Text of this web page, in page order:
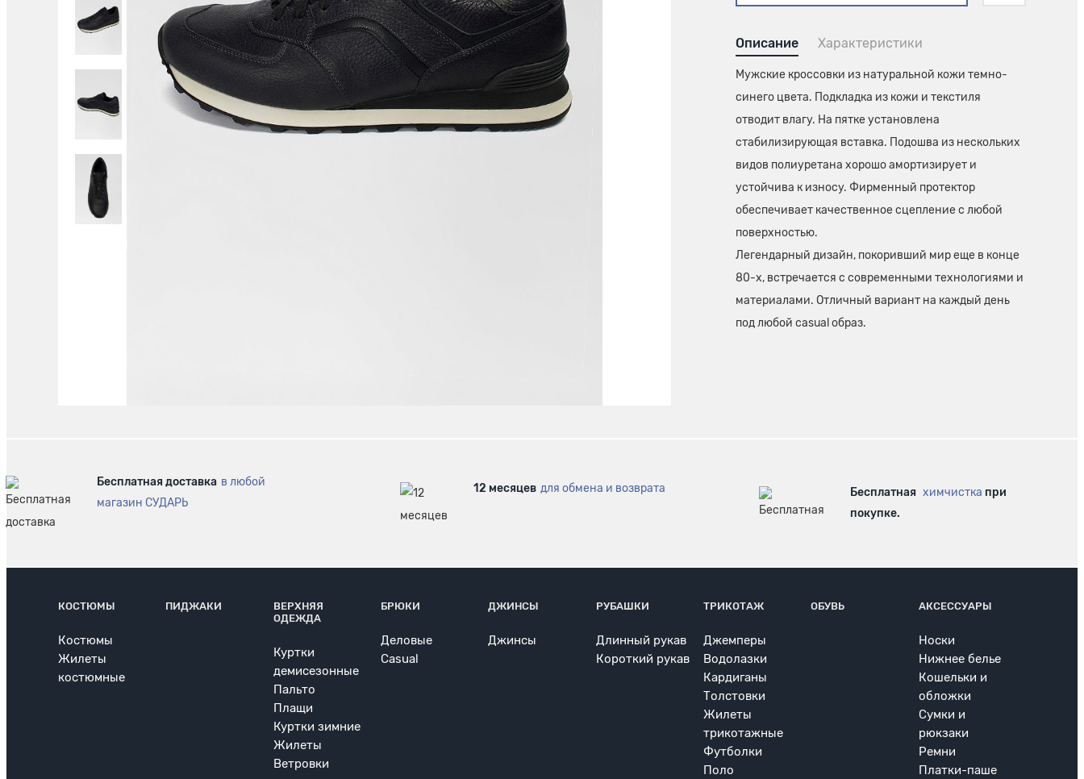
Описание Характеристики
Мужские кроссовки из натуральной кожи темно-
синего цвета. Подкладка из кожи и текстиля
отводит влагу. На пятке установлена
стабилизирующая вставка. Подошва из нескольких
видов полиуретана хорошо амортизирует и
устойчива к износу. Фирменный протектор
обеспечивает качественное сцепление с любой
поверхностью.
Легендарный дизайн, покоривший мир еще в конце
80-х, встречается с современными технологиями и
материалами. Отличный вариант на каждый день
под любой casual образ.
Бесплатная доставка в любой
магазин СУДАРЬ
12 месяцев для обмена и возврата Бесплатная химчистка при
покупке.
КОСТЮМЫ
Костюмы
Жилеты
костюмные
ПИДЖАКИ
ВЕРХНЯЯ
ОДЕЖДА
Куртки
демисезонные
Пальто
Плащи
Куртки зимние
Жилеты
Ветровки
БРЮКИ
Деловые
Casual
ДЖИНСЫ
Джинсы
РУБАШКИ
Длинный рукав
Короткий рукав
ТРИКОТАЖ
Джемперы
Водолазки
Кардиганы
Толстовки
Жилеты
трикотажные
Футболки
Поло
ОБУВЬ АКСЕССУАРЫ
Носки
Нижнее белье
Кошельки и
обложки
Сумки и
рюкзаки
Ремни
Платки-паше